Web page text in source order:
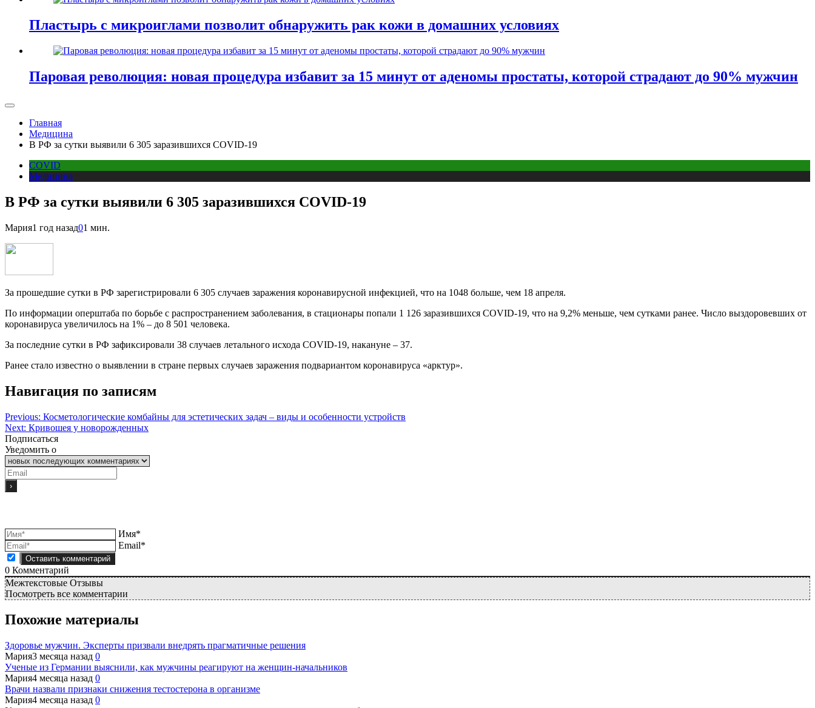
Пластырь с микроиглами позволит обнаружить рак кожи в домашних условиях
Паровая революция: новая процедура избавит за 15 минут от аденомы простаты, которой страдают до 90% мужчин
Главная
Медицина
В РФ за сутки выявили 6 305 заразившихся COVID-19
COVID
Медицина
В РФ за сутки выявили 6 305 заразившихся COVID-19
Мария1 год назад01 мин.
За прошедшие сутки в РФ зарегистрировали 6 305 случаев заражения коронавирусной инфекцией, что на 1048 больше, чем 18 апреля.
По информации оперштаба по борьбе с распространением заболевания, в стационары попали 1 126 заразившихся COVID-19, что на 9,2% меньше, чем сутками ранее. Число выздоровевших от
коронавируса увеличилось на 1% – до 8 501 человека.
За последние сутки в РФ зафиксировали 38 случаев летального исхода COVID-19, накануне – 37.
Ранее стало известно о выявлении в стране первых случаев заражения подвариантом коронавируса «арктур».
Навигация по записям
Previous: Косметологические комбайны для эстетических задач – виды и особенности устройств
Next: Кривошея у новорожденных
Подписаться
Уведомить о
Имя*
Email*
0 Комментарий
Межтекстовые Отзывы
Посмотреть все комментарии
Похожие материалы
Здоровье мужчин. Эксперты призвали внедрять прагматичные решения
Мария3 месяца назад 0
Ученые из Германии выяснили, как мужчины реагируют на женщин-начальников
Мария4 месяца назад 0
Врачи назвали признаки снижения тестостерона в организме
Мария4 месяца назад 0